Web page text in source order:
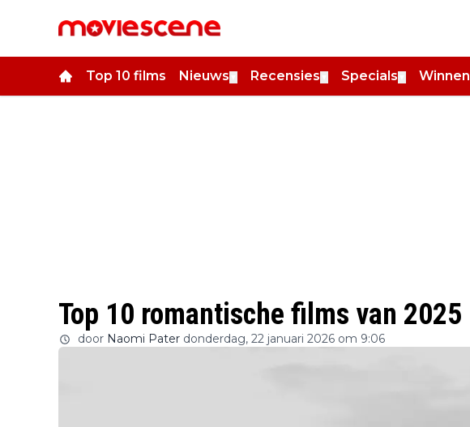
Top 10 films Nieuws Recensies Specials Winnen
Top 10 romantische films van 2025
door Naomi Pater donderdag, 22 januari 2026 om 9:06